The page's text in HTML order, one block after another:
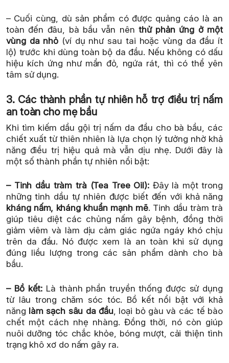
– Cuối cùng, dù sản phẩm có được quảng cáo là an
toàn đến đâu, bà bầu vẫn nên thử phản ứng ở một
vùng da nhỏ (ví dụ như sau tai hoặc vùng da đầu ít
lộ) trước khi dùng toàn bộ da đầu. Nếu không có dấu
hiệu kích ứng như mẩn đỏ, ngứa rát, thì có thể yên
tâm sử dụng.
3. Các thành phần tự nhiên hỗ trợ điều trị nấm
an toàn cho mẹ bầu
Khi tìm kiếm dầu gội trị nấm da đầu cho bà bầu, các
chiết xuất từ thiên nhiên là lựa chọn lý tưởng nhờ khả
năng điều trị hiệu quả mà vẫn dịu nhẹ. Dưới đây là
một số thành phần tự nhiên nổi bật:
– Tinh dầu tràm trà (Tea Tree Oil): Đây là một trong
những tinh dầu tự nhiên được biết đến với khả năng
kháng nấm, kháng khuẩn mạnh mẽ. Tinh dầu tràm trà
giúp tiêu diệt các chủng nấm gây bệnh, đồng thời
giảm viêm và làm dịu cảm giác ngứa ngáy khó chịu
trên da đầu. Nó được xem là an toàn khi sử dụng
đúng liều lượng trong các sản phẩm dành cho bà
bầu.
– Bồ kết: Là thành phần truyền thống được sử dụng
từ lâu trong chăm sóc tóc. Bồ kết nổi bật với khả
năng làm sạch sâu da đầu , loại bỏ gàu và các tế bào
chết một cách nhẹ nhàng. Đồng thời, nó còn giúp
nuôi dưỡng tóc chắc khỏe, bóng mượt, cải thiện tình
trạng khô xơ do nấm gây ra.